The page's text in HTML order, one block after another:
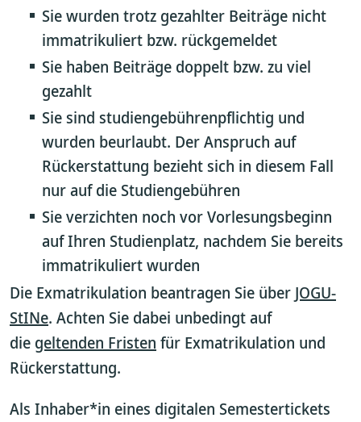
Sie wurden trotz gezahlter Beiträge nicht
immatrikuliert bzw. rückgemeldet
Sie haben Beiträge doppelt bzw. zu viel
gezahlt
Sie sind studiengebührenpflichtig und
wurden beurlaubt. Der Anspruch auf
Rückerstattung bezieht sich in diesem Fall
nur auf die Studiengebühren
Sie verzichten noch vor Vorlesungsbeginn
auf Ihren Studienplatz, nachdem Sie bereits
immatrikuliert wurden
Die Exmatrikulation beantragen Sie über JOGU-
StINe. Achten Sie dabei unbedingt auf
die geltenden Fristen für Exmatrikulation und
Rückerstattung.
Als Inhaber*in eines digitalen Semestertickets